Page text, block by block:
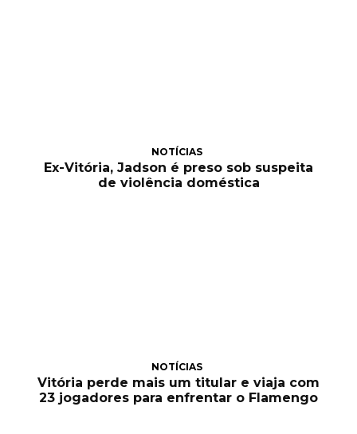
NOTÍCIAS
Ex-Vitória, Jadson é preso sob suspeita
de violência doméstica
NOTÍCIAS
Vitória perde mais um titular e viaja com
23 jogadores para enfrentar o Flamengo